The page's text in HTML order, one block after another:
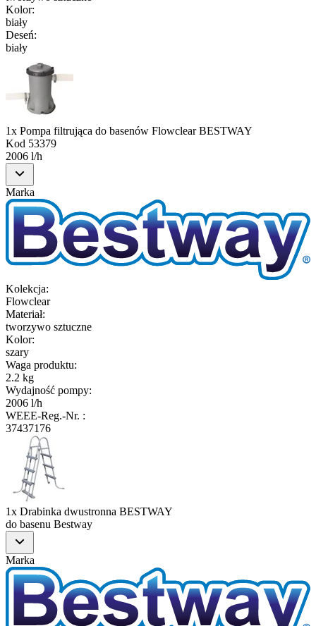
Kolor:
biały
Deseń:
biały
1x Pompa filtrująca do basenów Flowclear BESTWAY
Kod 53379
2006 l/h
Marka
Kolekcja:
Flowclear
Materiał:
tworzywo sztuczne
Kolor:
szary
Waga produktu:
2.2 kg
Wydajność pompy:
2006 l/h
WEEE-Reg.-Nr. :
37437176
1x Drabinka dwustronna BESTWAY
do basenu Bestway
Marka